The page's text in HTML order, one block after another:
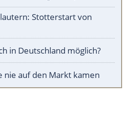
Stotterstart von
in Deutschland möglich?
nie auf den Markt kamen